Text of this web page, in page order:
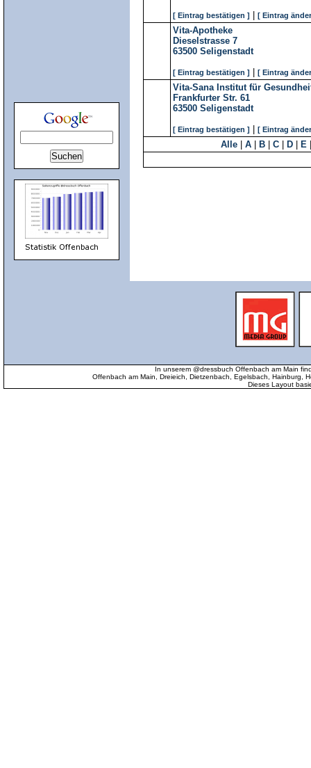
[ Eintrag bestätigen ] [ Eintrag
Vita-Apotheke
Dieselstrasse 7
63500 Seligenstadt
[ Eintrag bestätigen ] [ Eintrag
Vita-Sana Institut für
Frankfurter Str. 61
63500 Seligenstadt
[ Eintrag bestätigen ] [ Eintrag
Alle A B C D E
In unserem @dressbuch Offenbach am Main
Offenbach am Main, Dreieich, Dietzenbach, Egelsbach, Hainburg,
Dieses Layout